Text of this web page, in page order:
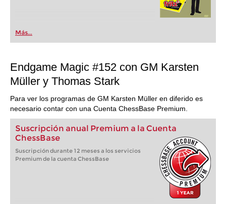
Más...
Endgame Magic #152 con GM Karsten
Müller y Thomas Stark
Para ver los programas de GM Karsten Müller en diferido es
necesario contar con una Cuenta ChessBase Premium.
Suscripción anual Premium a la Cuenta
ChessBase
Suscripción durante 12 meses a los servicios
Premium de la cuenta ChessBase